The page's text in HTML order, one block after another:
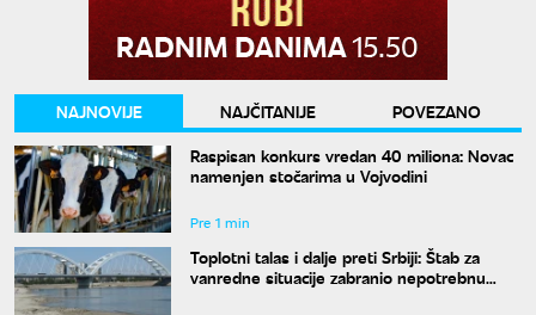
NAJNOVIJE NAJČITANIJE
POVEZANO
Raspisan konkurs vredan 40 miliona: Novac
namenjen stočarima u Vojvodini
Pre 1 min
Toplotni talas i dalje preti Srbiji: Štab za
vanredne situacije zabranio nepotrebnu